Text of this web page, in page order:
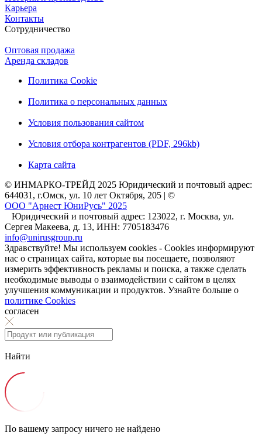
Карьера
Контакты
Сотрудничество
Оптовая продажа
Аренда складов
Политика Cookie
Политика о персональных данных
Условия пользования сайтом
Условия отбора контрагентов (PDF, 296kb)
Карта сайта
© ИНМАРКО-ТРЕЙД 2025 Юридический и почтовый адрес:
644031, г.Омск, ул. 10 лет Октября, 205 | ©
ООО "Арнест ЮниРусь" 2025
Юридический и почтовый адрес: 123022, г. Москва, ул.
Сергея Макеева, д. 13, ИНН: 7705183476
info@unirusgroup.ru
Здравствуйте! Мы используем cookies - Cookies информируют
нас о страницах сайта, которые вы посещаете, позволяют
измерить эффективность рекламы и поиска, а также сделать
необходимые выводы о взаимодействии с сайтом в целях
улучшения коммуникации и продуктов. Узнайте больше о
политике Cookies
согласен
Найти
По вашему запросу ничего не найдено